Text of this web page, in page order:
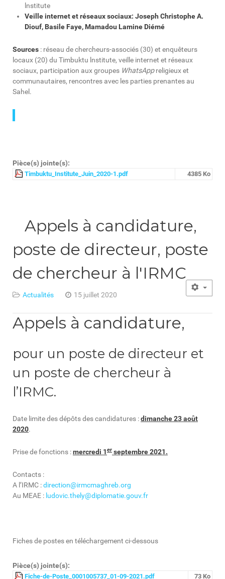
lnstitute
Veille internet et réseaux sociaux: Joseph Christophe A.
Diouf, Basile Faye, Mamadou Lamine Diémé
Sources : réseau de chercheurs-associés (30) et enquêteurs
locaux (20) du Timbuktu lnstitute, veille internet et réseaux
sociaux, participation aux groupes WhatsAppreligieux et
communautaires, rencontres avec les parties prenantes au
Sahel.
Pièce(s) jointe(s):
Timbuktu_Institute_Juin_2020-1.pdf 4385 Ko
Appels à candidature,
poste de directeur, poste
de chercheur à l'IRMC
Actualités 15 juillet 2020
Appels à candidature,
pour un poste de directeur et
un poste de chercheur à
l’IRMC.
Date limite des dépôts des candidatures :dimanche 23 août
2020.
Prise de fonctions :mercredi 1er septembre 2021.
Contacts :
A l’IRMC :direction@irmcmaghreb.org
Au MEAE : ludovic.thely@diplomatie.gouv.fr
Fiches de postes en téléchargement ci-dessous
Pièce(s) jointe(s):
Fiche-de-Poste_0001005737_01-09-2021.pdf
73 Ko